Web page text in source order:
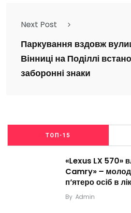
Next Post
Паркування вздовж
Вінниці на Поділлі
заборонні знаки
ТОП-15
«Lexus LX 570»
Camry» –
п’ятеро осіб в
By Admin